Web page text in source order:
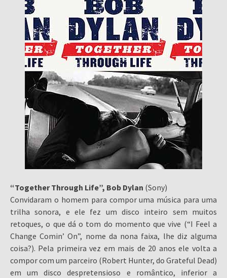
“Together Through Life”, Bob Dylan (Sony)
Convidaram o homem para compor uma música para uma
trilha sonora, e ele fez um disco inteiro sem muitos
retoques, o que dá o tom do momento que vive (“I Feel a
Change Comin’ On”, nome da nona faixa, lhe diz alguma
coisa?). Pela primeira vez em mais de 20 anos ele volta a
compor com um parceiro (Robert Hunter, do Grateful Dead)
em um disco despretensioso e romântico, inferior a